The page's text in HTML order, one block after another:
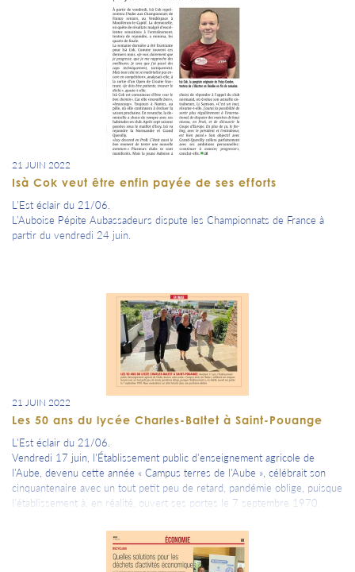
21 JUIN 2022
Isà Cok veut être enfin payée de ses efforts
L'Est éclair du 21/06.
L’Auboise Pépite Aubassadeurs dispute les Championnats de France à
partir du vendredi 24 juin.
21 JUIN 2022
Les 50 ans du lycée Charles-Baltet à Saint-Pouange
L'Est éclair du 21/06.
Vendredi 17 juin, l'Établissement public d'enseignement agricole de
l'Aube, devenu cette année « Campus terres de l'Aube », célébrait son
cinquantenaire avec un tout petit peu de retard, pandémie oblige, puisque
l'établissement à, en réalité, ouvert ses portes le 7 septembre 1970.